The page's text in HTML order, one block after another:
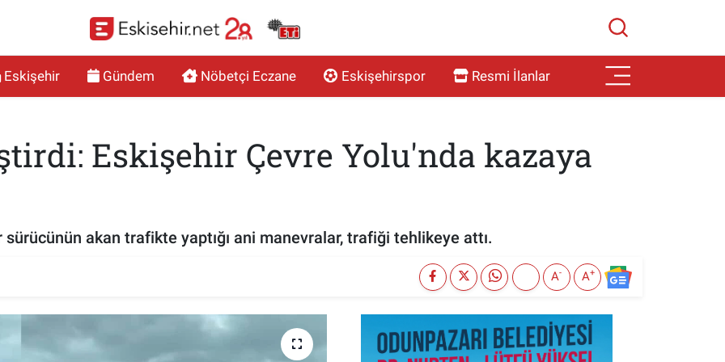
Eskişehir Gündem Nöbetçi Eczane Eskişehirspor Resmi İlanlar
Eskişehir Çevre Yolu'nda kazaya
sürücünün akan trafikte yaptığı ani manevralar, trafiği tehlikeye attı.
A- A+